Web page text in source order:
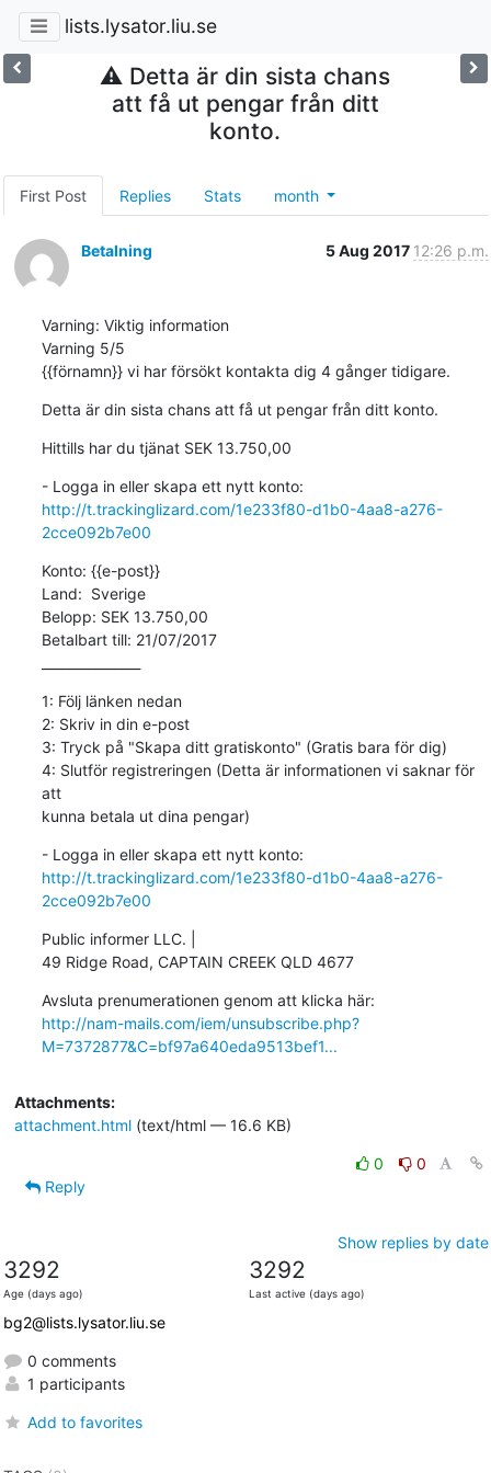
lists.lysator.liu.se
⚠ Detta är din sista chans
att få ut pengar från ditt
konto.
First Post Replies Stats month
Betalning 5 Aug 2017 12:26 p.m.
Varning: Viktig information
Varning 5/5
{{förnamn}} vi har försökt kontakta dig 4 gånger tidigare.
Detta är din sista chans att få ut pengar från ditt konto.
Hittills har du tjänat SEK 13.750,00
http://t.trackinglizard.com/1e233f80-d1b0-4aa8-a276-
2cce092b7e00
Konto: {{e-post}}
Land​​​​​​​​​​:  Sverige
Belopp: SEK 13.750,00
Betalbart till: 21/07/2017
1: Följ länken nedan
2: Skriv in din e-post
3: Tryck på "Skapa ditt gratiskonto" (Gratis bara för dig)
4: Slutför registreringen (Detta är informationen vi saknar för
att
kunna betala ut dina pengar)
http://t.trackinglizard.com/1e233f80-d1b0-4aa8-a276-
2cce092b7e00
Public informer LLC. |
49 Ridge Road, CAPTAIN CREEK QLD 4677
http://nam-mails.com/iem/unsubscribe.php?
M=7372877&C=bf97a640eda9513bef1...
Attachments:
attachment.html(text/html — 16.6 KB)
0
0
Reply
Show replies by date
3292
Age (days ago)
3292
Last active (days ago)
bg2@lists.lysator.liu.se
0 comments
1 participants
Add to favorites